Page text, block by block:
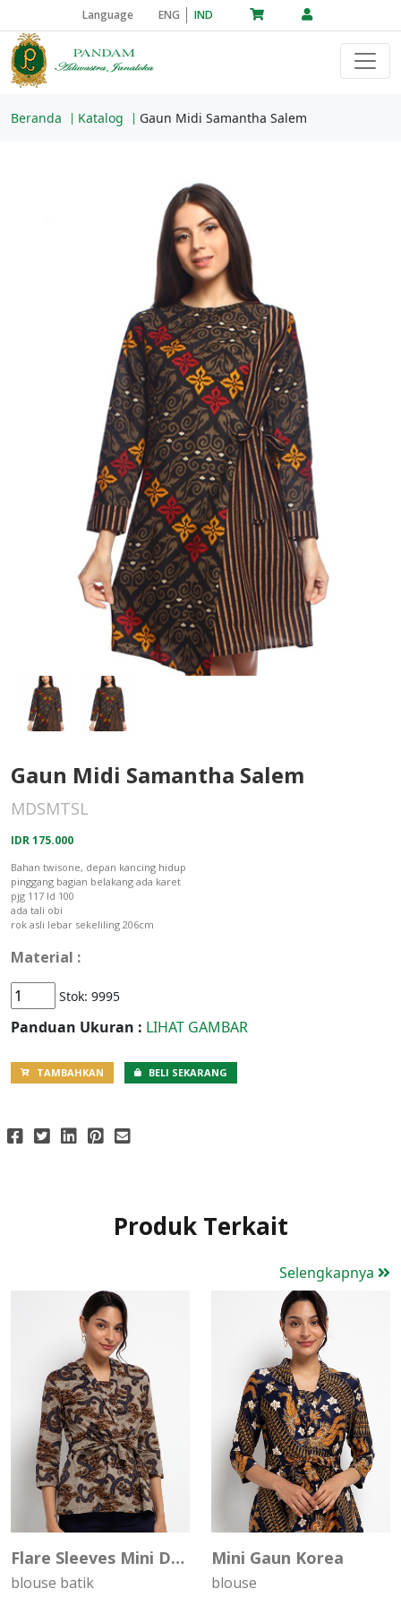
Language ENG IND
Beranda Katalog Gaun Midi Samantha Salem
Gaun Midi Samantha Salem
MDSMTSL
IDR 175.000
Bahan twisone, depan kancing hidup
pinggang bagian belakang ada karet
pjg 117 ld 100
ada tali obi
rok asli lebar sekeliling 206cm
Material :
Stok: 9995
Panduan Ukuran : LIHAT GAMBAR
TAMBAHKAN BELI SEKARANG
Produk Terkait
Selengkapnya
Flare Sleeves Mini Dress
blouse batik
Sale
Mini Gaun Korea
blouse